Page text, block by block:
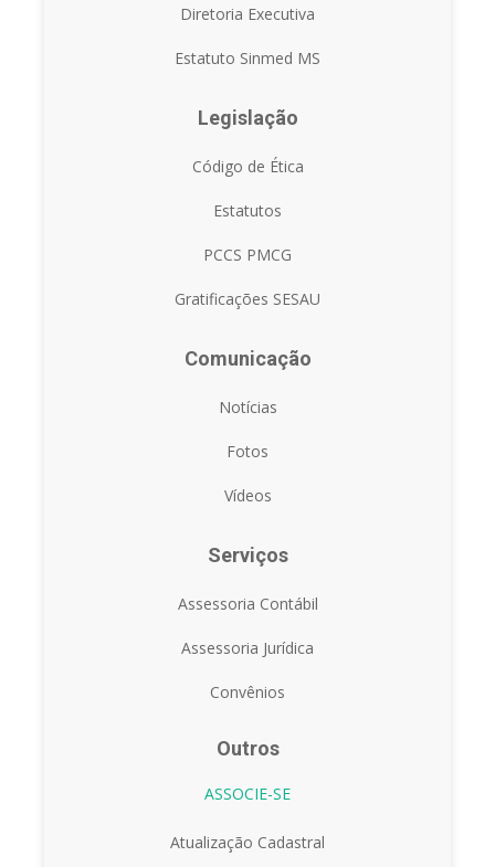
Diretoria Executiva
Estatuto Sinmed MS
Legislação
Código de Ética
Estatutos
PCCS PMCG
Gratificações SESAU
Comunicação
Notícias
Fotos
Vídeos
Serviços
Assessoria Contábil
Assessoria Jurídica
Convênios
Outros
ASSOCIE-SE
Atualização Cadastral